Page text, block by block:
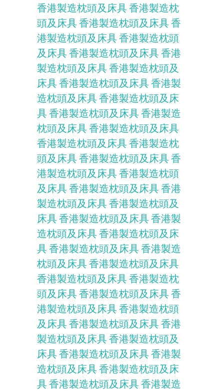
香港製造枕頭及床具香港製造枕
頭及床具香港製造枕頭及床具香
港製造枕頭及床具香港製造枕頭
及床具香港製造枕頭及床具香港
製造枕頭及床具香港製造枕頭及
床具香港製造枕頭及床具香港製
造枕頭及床具香港製造枕頭及床
具香港製造枕頭及床具香港製造
枕頭及床具香港製造枕頭及床具
香港製造枕頭及床具香港製造枕
頭及床具香港製造枕頭及床具香
港製造枕頭及床具香港製造枕頭
及床具香港製造枕頭及床具香港
製造枕頭及床具香港製造枕頭及
床具香港製造枕頭及床具香港製
造枕頭及床具香港製造枕頭及床
具香港製造枕頭及床具香港製造
枕頭及床具香港製造枕頭及床具
香港製造枕頭及床具香港製造枕
頭及床具香港製造枕頭及床具香
港製造枕頭及床具香港製造枕頭
及床具香港製造枕頭及床具香港
製造枕頭及床具香港製造枕頭及
床具香港製造枕頭及床具香港製
造枕頭及床具香港製造枕頭及床
具香港製造枕頭及床具香港製造